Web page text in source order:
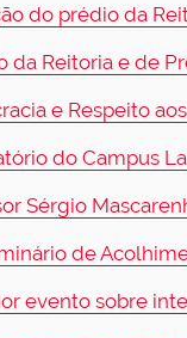
do prédio da
da Reitoria e de
e Respeito
do Campus
Sérgio
de
evento sobre